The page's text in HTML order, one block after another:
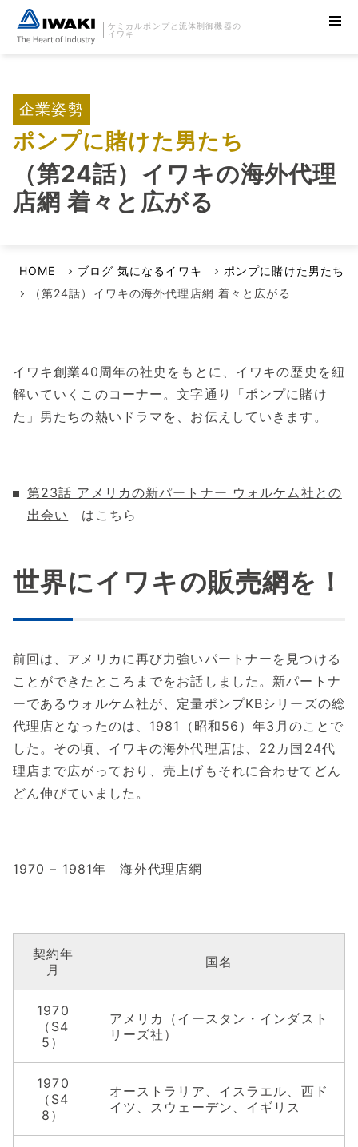
ケミカルポンプと流体制御機器の
イワキ
企業姿勢
ポンプに賭けた男たち
（第24話）イワキの海外代理
店網 着々と広がる
HOME ブログ 気になるイワキ
ポンプに賭けた男たち
（第24話）イワキの海外代理店網 着々と広がる
イワキ創業40周年の社史をもとに、イワキの歴史を紐
解いていくこのコーナー。文字通り「ポンプに賭け
た」男たちの熱いドラマを、お伝えしていきます。
第23話 アメリカの新パートナー ウォルケム社との
出会い
はこちら
世界にイワキの販売網を！
前回は、アメリカに再び力強いパートナーを見つける
ことができたところまでをお話しました。新パートナ
ーであるウォルケム社が、定量ポンプKBシリーズの総
代理店となったのは、1981（昭和56）年3月のことで
した。その頃、イワキの海外代理店は、22カ国24代
理店まで広がっており、売上げもそれに合わせてどん
どん伸びていました。
1970 – 1981年 海外代理店網
契約年
月
国名
1970
（S4
5）
アメリカ（イースタン・インダスト
リーズ社）
1970
（S4
8）
オーストラリア、イスラエル、西ド
イツ、スウェーデン、イギリス